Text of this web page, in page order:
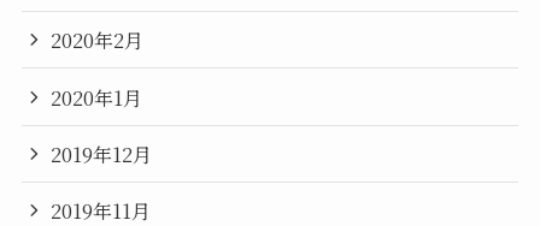
2020年2月
2020年1月
2019年12月
2019年11月